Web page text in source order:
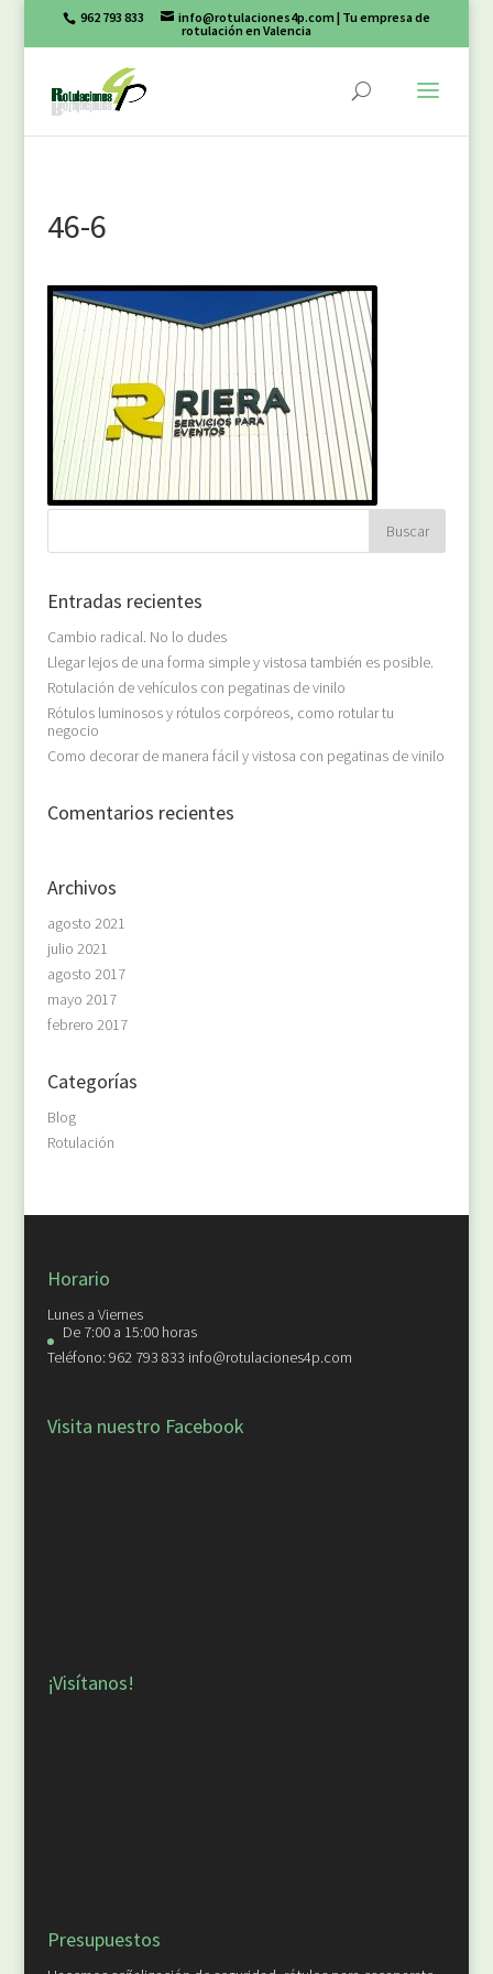
962 793 833 info@rotulaciones4p.com | Tu empresa de
rotulación en Valencia
46-6
Entradas recientes
Cambio radical. No lo dudes
Llegar lejos de una forma simple y vistosa también es posible.
Rotulación de vehículos con pegatinas de vinilo
Rótulos luminosos y rótulos corpóreos, como rotular tu
negocio
Como decorar de manera fácil y vistosa con pegatinas de vinilo
Comentarios recientes
Archivos
agosto 2021
julio 2021
agosto 2017
mayo 2017
febrero 2017
Categorías
Blog
Rotulación
Horario
Lunes a Viernes
De 7:00 a 15:00 horas
Teléfono: 962 793 833 info@rotulaciones4p.com
Visita nuestro Facebook
¡Visítanos!
Presupuestos